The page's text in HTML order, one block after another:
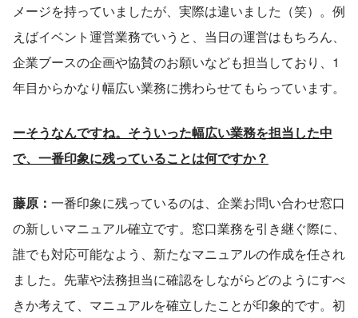
メージを持っていましたが、実際は違いました（笑）。例
えばイベント運営業務でいうと、当日の運営はもちろん、
企業ブースの企画や協賛のお願いなども担当しており、1
年目からかなり幅広い業務に携わらせてもらっています。
ーそうなんですね。そういった幅広い業務を担当した中
で、一番印象に残っていることは何ですか？
藤原： 一番印象に残っているのは、企業お問い合わせ窓口
の新しいマニュアル確立です。窓口業務を引き継ぐ際に、
誰でも対応可能なよう、新たなマニュアルの作成を任され
ました。先輩や法務担当に確認をしながらどのようにすべ
きか考えて、マニュアルを確立したことが印象的です。初